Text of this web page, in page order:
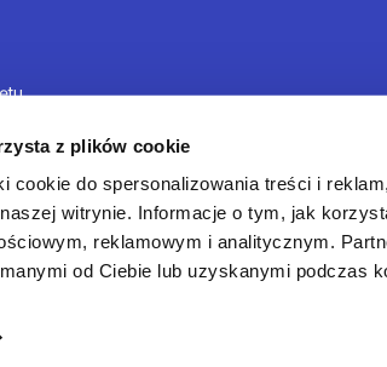
z plików cookie
cookie do spersonalizowania treści i
witrynie. Informacje o tym, jak
reklamowym i analitycznym.
od Ciebie lub uzyskanymi podczas
do